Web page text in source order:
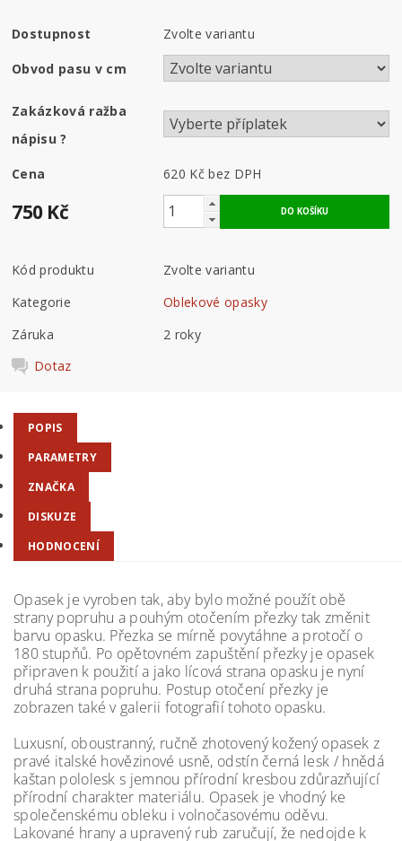
Dostupnost Zvolte variantu
Obvod pasu v cm
Zakázková ražba
nápisu?
Cena 620 Kč bez DPH
750 Kč
Kód produktu
Zvolte variantu
Kategorie
Oblekové opasky
Záruka
2 roky
Dotaz
POPIS
PARAMETRY
ZNAČKA
DISKUZE
HODNOCENÍ
Opasek je vyroben tak, aby bylo možné použít obě
strany popruhu a pouhým otočením přezky tak změnit
barvu opasku. Přezka se mírně povytáhne a protočí o
180 stupňů. Po opětovném zapuštění přezky je opasek
připraven k použití a jako lícová strana opasku je nyní
druhá strana popruhu. Postup otočení přezky je
zobrazen také v galerii fotografií tohoto opasku.
Luxusní, oboustranný, ručně zhotovený kožený opasek z
pravé italské hovězinové usně, odstín černá lesk / hnědá
kaštan pololesk s jemnou přírodní kresbou zdůrazňující
přírodní charakter materiálu. Opasek je vhodný ke
společenskému obleku i volnočasovému oděvu.
Lakované hrany a upravený rub zaručují, že nedojde k